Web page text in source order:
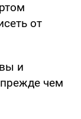
от
и
прежде чем